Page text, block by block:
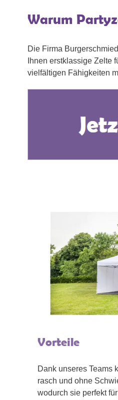
Warum
Die Firma
Ihnen erstklassige Zelte
vielfältigen Fähigkeiten
Vorteile
Dank unseres Teams
rasch und ohne
wodurch sie perfekt